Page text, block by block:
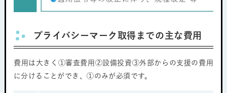
プライバシーマーク取得までの主な費用
費用は大きく①審査費用②設備投資③外部からの支援の費用
に分けることができ、①のみが必須です。